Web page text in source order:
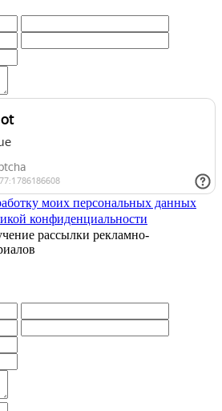
моих персональных данных
конфиденциальности
рассылки рекламно-